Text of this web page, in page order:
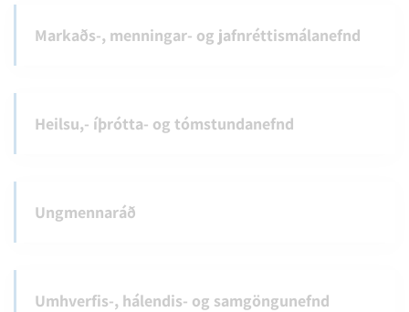
Markaðs-, menningar- og jafnréttismálanefnd
Heilsu,- íþrótta- og tómstundanefnd
Ungmennaráð
Umhverfis-, hálendis- og samgöngunefnd